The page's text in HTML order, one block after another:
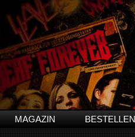
MAGAZIN BESTELLEN